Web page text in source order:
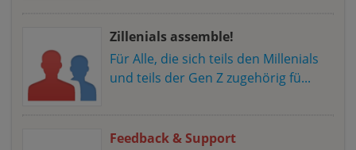
Zillenials assemble!
Für Alle, die sich teils den Millenials
und teils der Gen Z zugehörig fü...
Feedback & Support